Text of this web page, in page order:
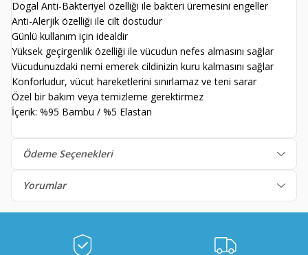
Dogal Anti-Bakteriyel özelliği ile bakteri üremesini engeller
Anti-Alerjik özelliği ile cilt dostudur
Günlü kullanım için idealdir
Yüksek geçirgenlik özelliği ile vücudun nefes almasını sağlar
Vücudunuzdaki nemi emerek cildinizin kuru kalmasını sağlar
Konforludur, vücut hareketlerini sınırlamaz ve teni sarar
Özel bir bakım veya temizleme gerektirmez
İçerik: %95 Bambu / %5 Elastan
Ödeme Seçenekleri
Yorumlar